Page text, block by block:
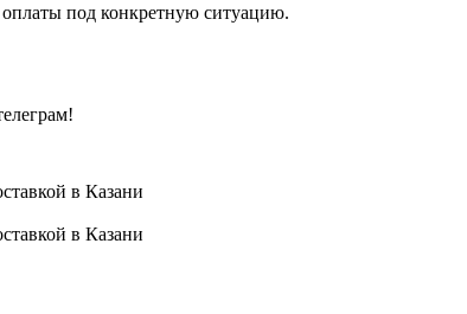
под конкретную ситуацию.